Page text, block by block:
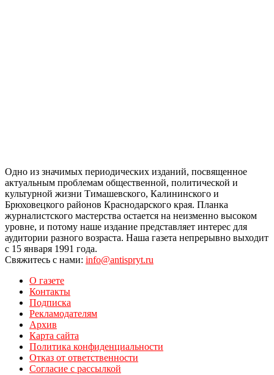
Одно из значимых периодических изданий, посвященное
актуальным проблемам общественной, политической и
культурной жизни Тимашевского, Калининского и
Брюховецкого районов Краснодарского края. Планка
журналистского мастерства остается на неизменно высоком
уровне, и потому наше издание представляет интерес для
аудитории разного возраста. Наша газета непрерывно выходит
с 15 января 1991 года.
Свяжитесь с нами: info@antispryt.ru
О газете
Контакты
Подписка
Рекламодателям
Архив
Карта сайта
Политика конфиденциальности
Отказ от ответственности
Согласие с рассылкой